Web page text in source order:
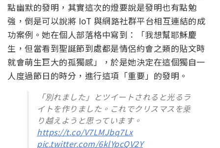
點幽默的發明，其實這次的燈要說是發明也有點勉
強，倒是可以說將 IoT 與網路社群平台相互連結的成
功案例。她在個人部落格中寫到：「我想幫耶穌慶
生，但當看到聖誕節到處都是情侶約會之類的貼文時
就會萌生巨大的孤獨感」，於是她決定在這個獨自一
人度過節日的時分，進行這項「重要」的發明。
「別れました」とツイートされると光るラ
イトを作りました。これでクリスマスを乗
り越えようと思っています。
https://t.co/V7LMJbq7Lx
pic.twitter.com/6klYpcQV2Y